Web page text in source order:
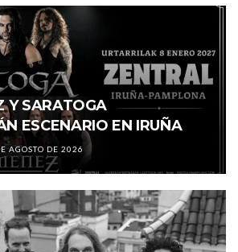
Y SARATOGA
ESCENARIO EN IRUÑA
AGOSTO DE 2026